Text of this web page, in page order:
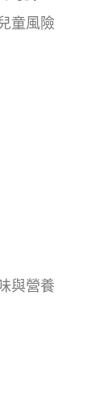
童風險
與營養